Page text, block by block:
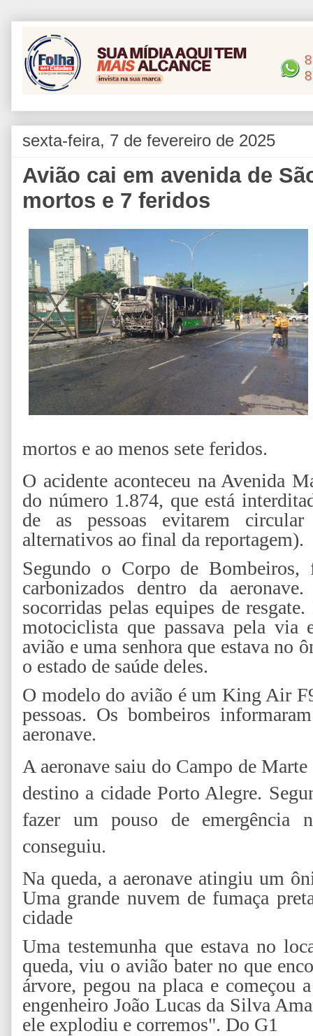
sexta-feira, 7 de fevereiro de 2025
Avião cai em avenida de
mortos e 7 feridos
mortos e ao menos sete feridos.
O acidente aconteceu na Avenida
do número 1.874, que está
de as pessoas evitarem
alternativos ao final da reportagem).
Segundo o Corpo de Bombeiros,
carbonizados dentro da
socorridas pelas equipes de
motociclista que passava pela
avião e uma senhora que estava no
o estado de saúde deles.
O modelo do avião é um King Air
pessoas. Os bombeiros
aeronave.
A aeronave saiu do Campo de
destino a cidade Porto Alegre.
fazer um pouso de emergência
conseguiu.
Na queda, a aeronave atingiu um
Uma grande nuvem de fumaça
cidade
Uma testemunha que estava no
queda, viu o avião bater no que
árvore, pegou na placa e começou
engenheiro João Lucas da Silva
ele explodiu e corremos". Do G1